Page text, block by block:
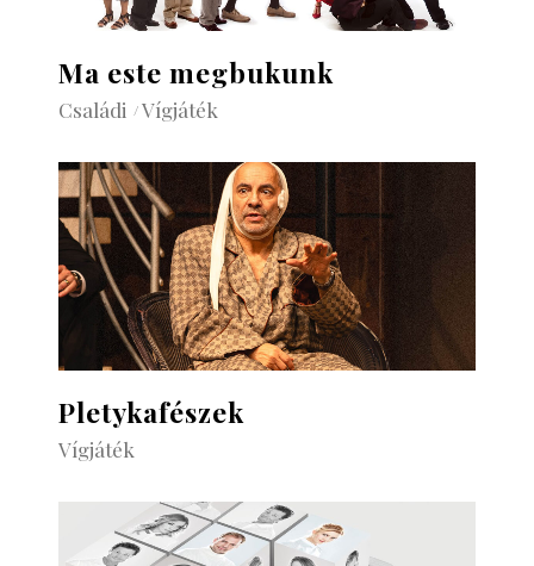
Ma este megbukunk
Családi Vígjáték
Pletykafészek
Vígjáték